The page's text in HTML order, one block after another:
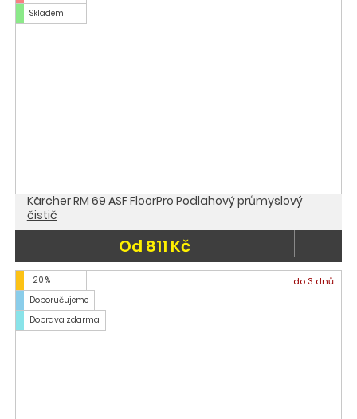
Skladem
Kärcher RM 69 ASF FloorPro Podlahový průmyslový
čistič
Od 811 Kč
-20 %
Doporučujeme
Doprava zdarma
do 3 dnů